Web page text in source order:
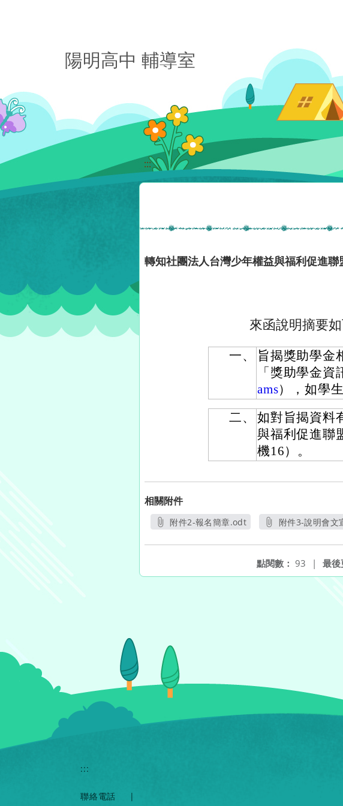
陽明高中 輔導室
:::
轉知社團法人台灣少年權益與福利促進
來函說明摘要
一、
旨揭獎助學金
「獎助學金
ams），如學
二、
如對旨揭資料
與福利促進聯
機16）。
相關附件
附件2-報名簡章.odt
附件3-說明會文
最後
點閱數： 93 |
:::
聯絡電話
|